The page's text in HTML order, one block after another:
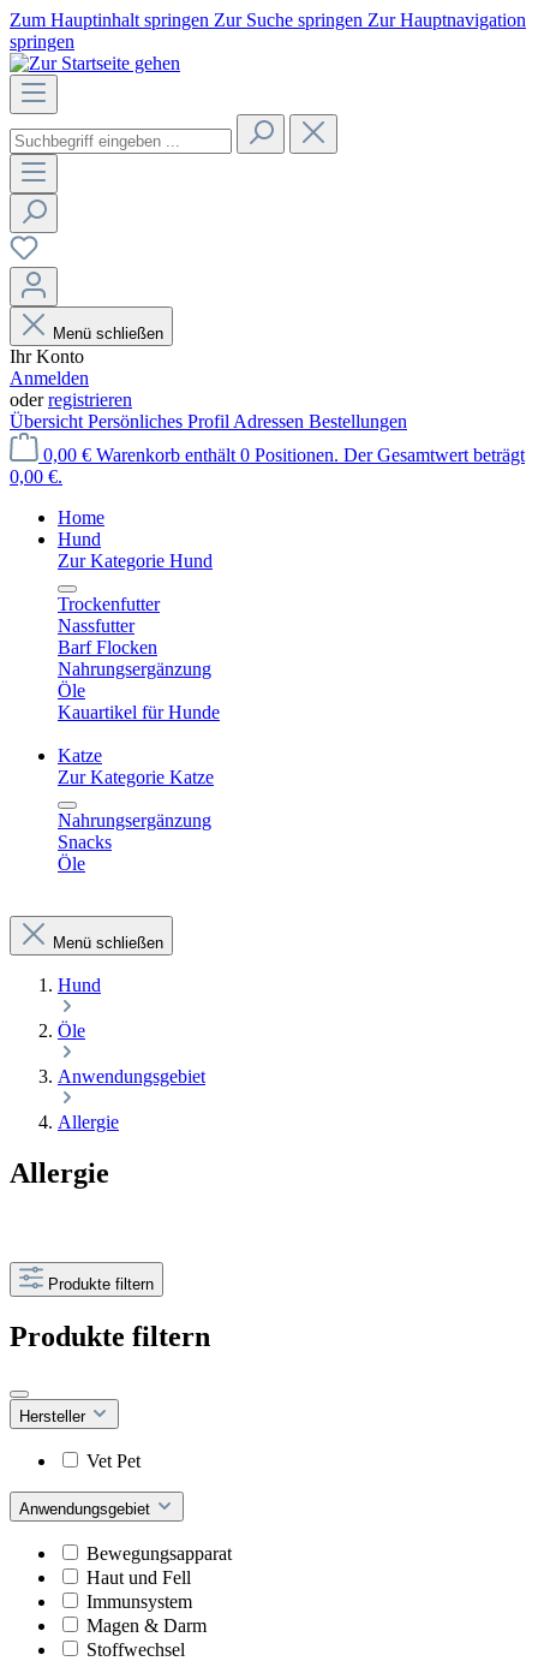
Zum Hauptinhalt springen Zur Suche springen Zur Hauptnavigation
springen
Menü schließen
Ihr Konto
Anmelden
oderregistrieren
Übersicht Persönliches Profil Adressen Bestellungen
0,00 € Warenkorb enthält 0 Positionen. Der Gesamtwert beträgt
0,00 €.
Home
Hund
Zur Kategorie Hund
Trockenfutter
Nassfutter
Barf Flocken
Nahrungsergänzung
Öle
Kauartikel für Hunde
Katze
Zur Kategorie Katze
Nahrungsergänzung
Snacks
Öle
Menü schließen
Hund
Öle
Anwendungsgebiet
Allergie
Allergie
Produkte filtern
Produkte filtern
Hersteller
Vet Pet
Anwendungsgebiet
Bewegungsapparat
Haut und Fell
Immunsystem
Magen & Darm
Stoffwechsel